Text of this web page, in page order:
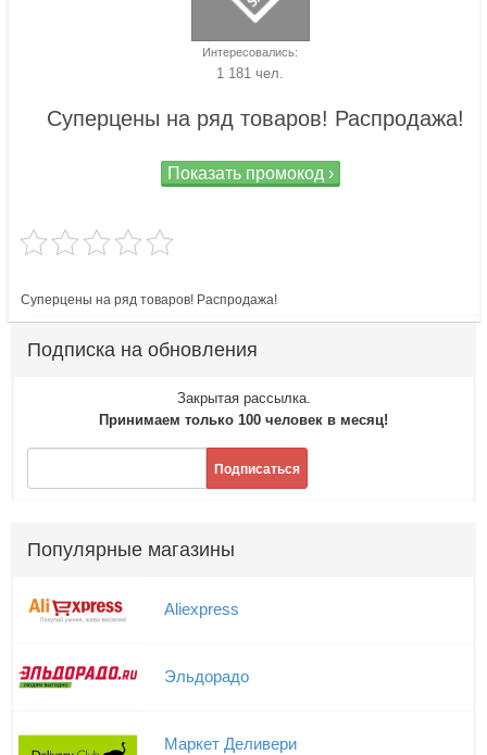
Интересовались:
1 181 чел.
Суперцены на ряд товаров! Распродажа!
Показать промокод ›
Суперцены на ряд товаров! Распродажа!
Подписка на обновления
Закрытая рассылка.
Принимаем только 100 человек в месяц!
Подписаться
Популярные магазины
Aliexpress
Эльдорадо
Маркет Деливери